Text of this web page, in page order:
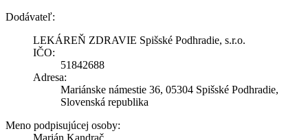
Dodávateľ:
LEKÁREŇ ZDRAVIE Spišské Podhradie, s.r.o.
IČO:
51842688
Adresa:
Mariánske námestie 36, 05304 Spišské Podhradie,
Slovenská republika
Meno podpisujúcej osoby:
Marián Kandrač